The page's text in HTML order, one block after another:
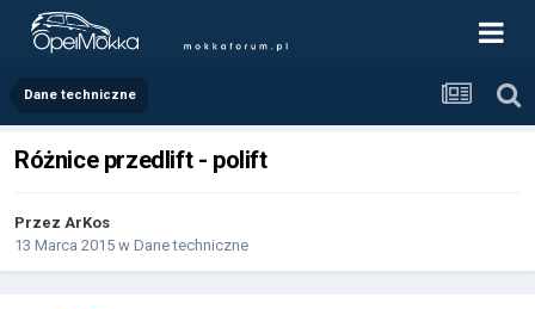
Dane techniczne
Różnice przedlift - polift
Przez ArKos
13 Marca 2015 w Dane techniczne